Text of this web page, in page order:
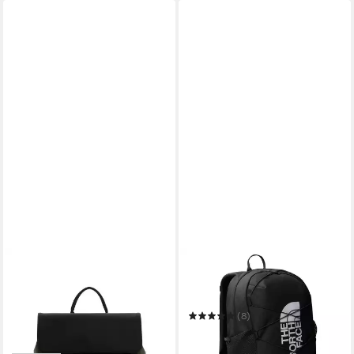
ab 31,95 € UVP39,99 €
-20%
in 2-3 Werktagen bei dir
THE NORTH FACE
Sportrucksack Y COURT
JESTER
(8)
UVP 57,00 €